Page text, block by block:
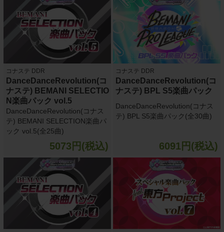
コナステ DDR
DanceDanceRevolution(コ
ナステ) BEMANI SELECTIO
N楽曲パック vol.5
DanceDanceRevolution(コナス
テ) BEMANI SELECTION楽曲パ
ック vol.5(全25曲)
5073円(税込)
コナステ DDR
DanceDanceRevolution(コ
ナステ) BPL S5楽曲パック
DanceDanceRevolution(コナス
テ) BPL S5楽曲パック(全30曲)
6091円(税込)